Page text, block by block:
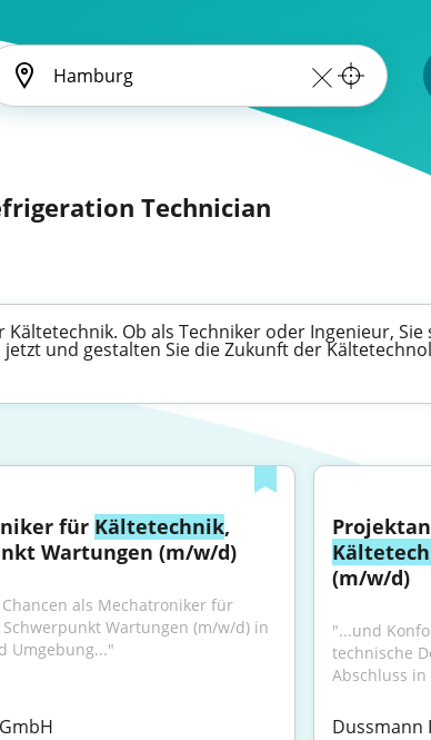
Technician
Ob als Techniker oder Ingenieur,
und gestalten Sie die Zukunft der
für Kältetechnik,
Wartungen (m/w/d)
Umgebung..."
(m/w/d)
"...und
technische
Abschluss in
Dussmann